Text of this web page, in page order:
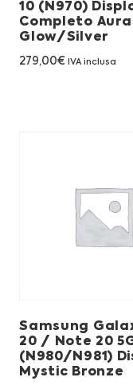
10 (N970)
Completo Aura
Glow/Silver
279,00€ IVA inclusa
Samsung
20 / Note 20
(N980/N981)
Mystic Bronze